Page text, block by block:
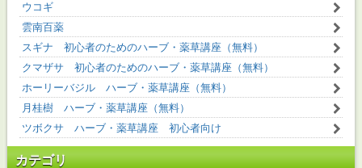
ウコギ
雲南百薬
スギナ 初心者のためのハーブ・薬草講座（無料）
クマザサ 初心者のためのハーブ・薬草講座（無料）
ホーリーバジル ハーブ・薬草講座（無料）
月桂樹 ハーブ・薬草講座（無料）
ツボクサ ハーブ・薬草講座 初心者向け
カテゴリ